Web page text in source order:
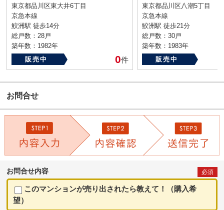
東京都品川区東大井6丁目
京急本線
鮫洲駅 徒歩14分
総戸数：28戸
築年数：1982年
販売中
0件
東京都品川区八潮5丁目
京急本線
鮫洲駅 徒歩21分
総戸数：30戸
築年数：1983年
販売中
お問合せ
お問合せ内容 必須
このマンションが売り出されたら教えて！（購入希
望）